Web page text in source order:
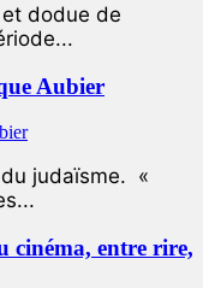
dodue de
Aubier
du judaïsme. «
cinéma, entre rire,